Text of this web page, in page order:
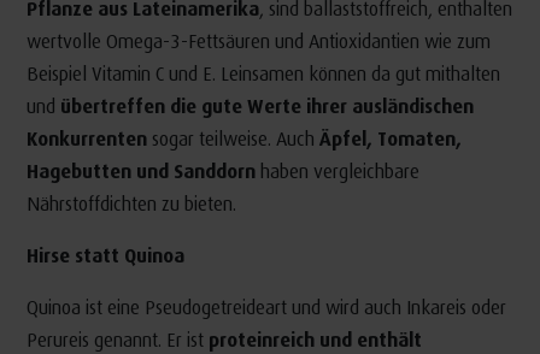
Pflanze aus Lateinamerika, sind ballaststoffreich, enthalten
wertvolle Omega-3-Fettsäuren und Antioxidantien wie zum
Beispiel Vitamin C und E. Leinsamen können da gut mithalten
und übertreffen die gute Werte ihrer ausländischen
Konkurrentensogar teilweise. Auch Äpfel, Tomaten,
Hagebutten und Sanddornhaben vergleichbare
Nährstoffdichten zu bieten.
Hirse statt Quinoa
Quinoa ist eine Pseudogetreideart und wird auch Inkareis oder
Perureis genannt. Er ist proteinreich und enthält